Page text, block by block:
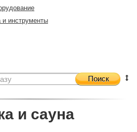
и инструменты
Поиск
и сауна